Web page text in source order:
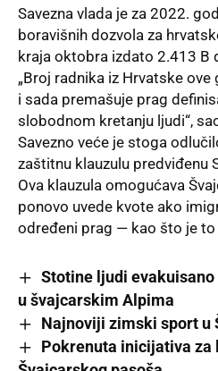
Savezna vlada je za 2022.
boravišnih dozvola za
kraja oktobra izdato 2.413 B
„Broj radnika iz Hrvatske
i sada premašuje prag
slobodnom kretanju ljudi“,
Savezno veće je stoga
zaštitnu klauzulu predviđenu
Ova klauzula omogućava
ponovo uvede kvote ako
određeni prag — kao što je to
Stotine ljudi
u švajcarskim Alpima
Najnoviji zimski sport u
Pokrenuta inicijativa za